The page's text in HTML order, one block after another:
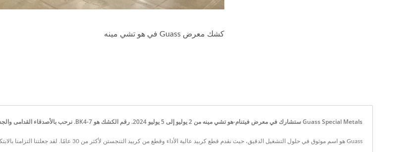
كشك معرض Guass في هو تشي مينه
Guass Special Metals ستشارك في معرض فيتنام-هو تشي مينه من 2 يوليو إلى 5 يوليو 2024. رقم الكشك هو BK4-7. نرحب بالأصدقاء القدامى والجدد للمشاركة في الحدث. | رائدة في الابتكار في إدخالات الكربيد منذ 1990
Guass هو اسم موثوق في حلول التشغيل الدقيق، حيث نقدم قطع كربيد عالية الأداء وقطع من كربيد التنجستن لأكثر من 30 عامًا. لقد جعلتنا التزامنا بالابتكار والجودة ورضا العملاء شريكًا مفضلًا للمصنعين العالميين.